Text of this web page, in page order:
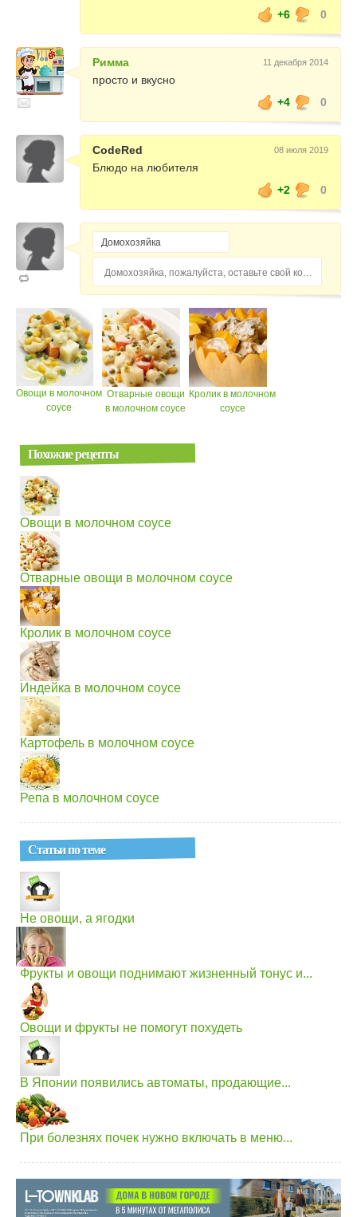
+6
0
Римма 11 декабря 2014
просто и вкусно
+4
0
CodeRed 08 июля 2019
Блюдо на любителя
+2
0
Домохозяйка, пожалуйста, оставьте свой комментарий...
Овощи в молочном
соусе
Отварные овощи
в молочном соусе
Кролик в молочном
соусе
Похожие рецепты
Овощи в молочном соусе
Отварные овощи в молочном соусе
Кролик в молочном соусе
Индейка в молочном соусе
Картофель в молочном соусе
Репа в молочном соусе
Статьи по теме
Не овощи, а ягодки
Фрукты и овощи поднимают жизненный тонус и...
Овощи и фрукты не помогут похудеть
В Японии появились автоматы, продающие...
При болезнях почек нужно включать в меню...